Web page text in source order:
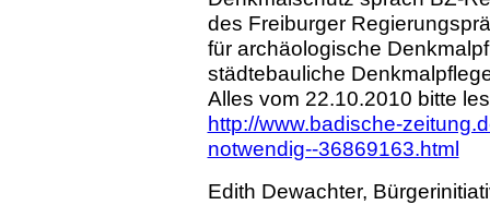
des Freiburger
für archäologische
städtebauliche
Alles vom 22.10.2010 bitte
http://www.badische-
notwendig--36869163.html
Edith Dewachter,